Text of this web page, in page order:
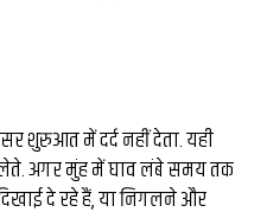
शुरुआत में दर्द नहीं देता. यही
अगर मुंह में घाव लंबे समय तक
दे रहे हैं, या निगलने और